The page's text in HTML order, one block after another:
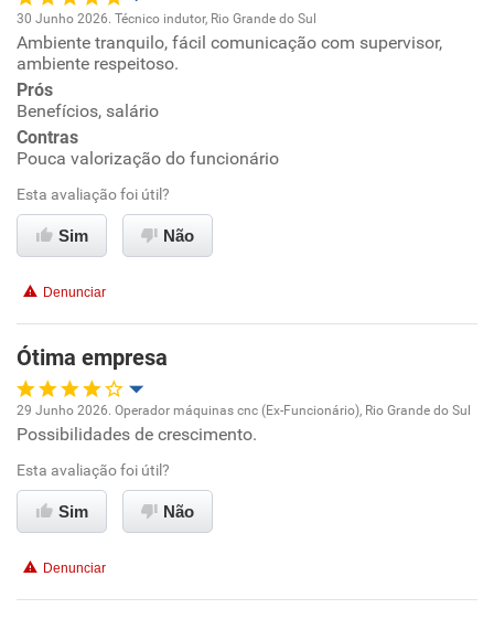
Não recomenda a diretoria
Oportunidade de promoção
Ambiente de trabalho
Conciliação com a vida familiar
Benefícios
Recomenda a diretoria
30 Junho 2026. Técnico indutor, Rio Grande do Sul
Ambiente tranquilo, fácil comunicação com supervisor,
ambiente respeitoso.
Prós
Benefícios, salário
Contras
Pouca valorização do funcionário
Esta avaliação foi útil?
Sim Não
Denunciar
Ótima empresa
Oportunidade de promoção
Ambiente de trabalho
Benefícios
29 Junho 2026. Operador máquinas cnc (Ex-Funcionário), Rio Grande do Sul
Possibilidades de crescimento.
Esta avaliação foi útil?
Sim Não
Denunciar